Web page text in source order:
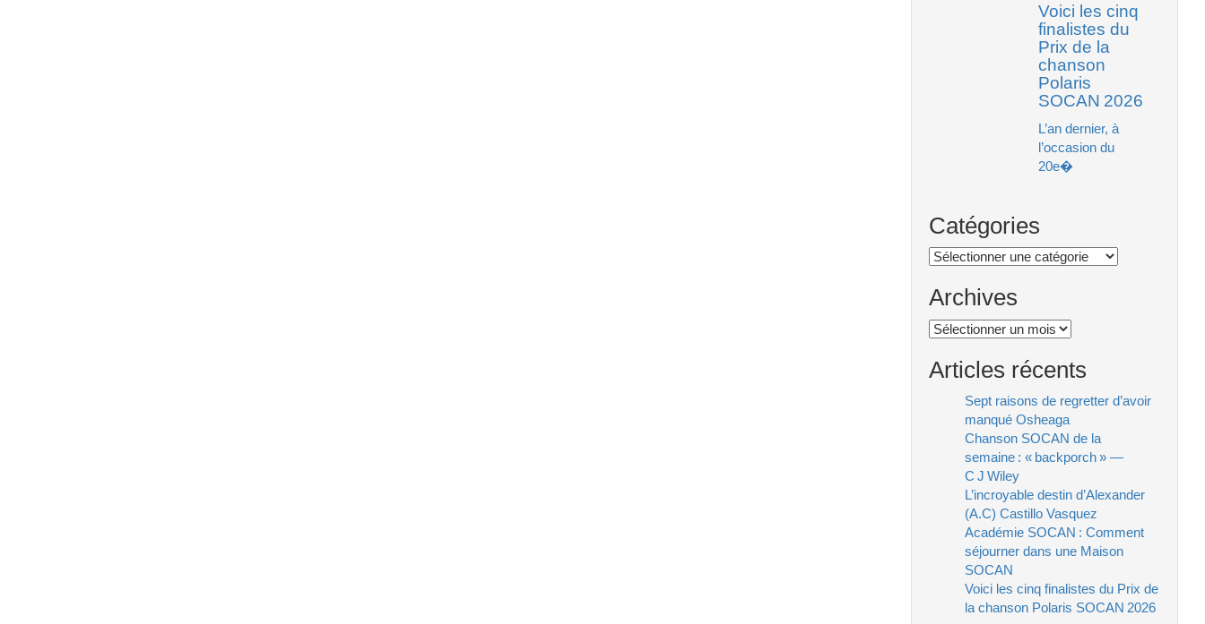
Voici les cinq
finalistes du
Prix de la
chanson
Polaris
SOCAN 2026
L’an dernier, à
l’occasion du
20e�
Catégories
Catégories
Archives
Archives
Articles récents
Sept raisons de regretter d’avoir
manqué Osheaga
Chanson SOCAN de la
semaine : « backporch » —
C J Wiley
L’incroyable destin d’Alexander
(A.C) Castillo Vasquez
Académie SOCAN : Comment
séjourner dans une Maison
SOCAN
Voici les cinq finalistes du Prix de
la chanson Polaris SOCAN 2026